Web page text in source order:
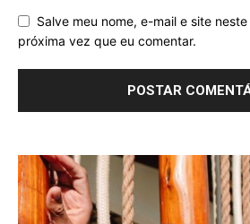
Salve meu nome, e-mail e site
próxima vez que eu comentar.